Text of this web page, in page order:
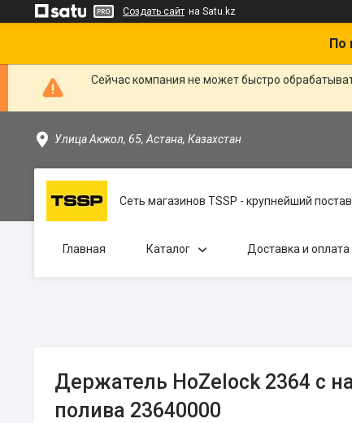
Создать сайт на Satu.kz
По
Сейчас компания не может быстро
Улица Акжол, 65, Астана, Казахстан
Сеть магазинов TSSP - крупнейший
Главная Каталог Доставка и оплата
Держатель HoZelock 2364 с
полива 23640000